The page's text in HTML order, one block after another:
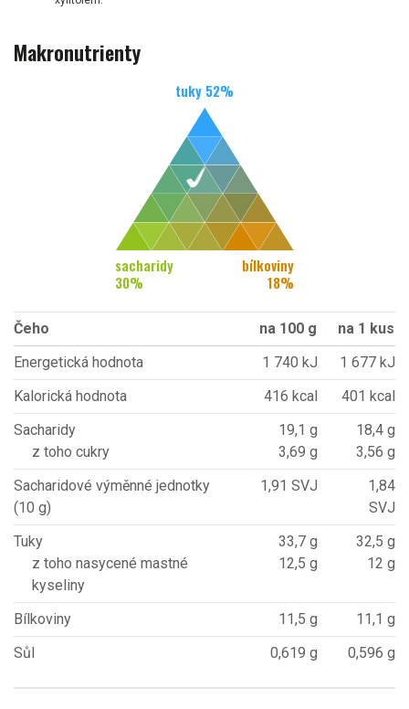
Makronutrienty
tuky 52%
sacharidy
30%
bílkoviny
18%
Čeho na 100 g
na 1 kus
Energetická hodnota
1 740 kJ
1 677 kJ
Kalorická hodnota
416 kcal
401 kcal
Sacharidy
z toho cukry
19,1 g
3,69 g
18,4 g
3,56 g
Sacharidové výměnné jednotky
(10 g)
1,91 SVJ
1,84
SVJ
Tuky
z toho nasycené mastné
kyseliny
33,7 g
12,5 g
32,5 g
12 g
Bílkoviny 11,5 g
11,1 g
Sůl
0,619 g 0,596 g